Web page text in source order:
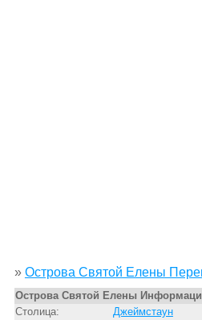
» Острова Святой Елены
Острова Святой Елены
Столица:
Джеймстаун